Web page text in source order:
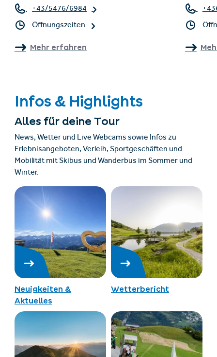
+43/5476/6984
Öffnungszeiten
Mehr erfahren
Infos & Highlights
Alles für deine Tour
News, Wetter und Live Webcams sowie Infos zu
Erlebnisangeboten, Verleih, Sportgeschäften und
Mobilität mit Skibus und Wanderbus im Sommer und
Winter.
Neuigkeiten &
Aktuelles
Wetterbericht